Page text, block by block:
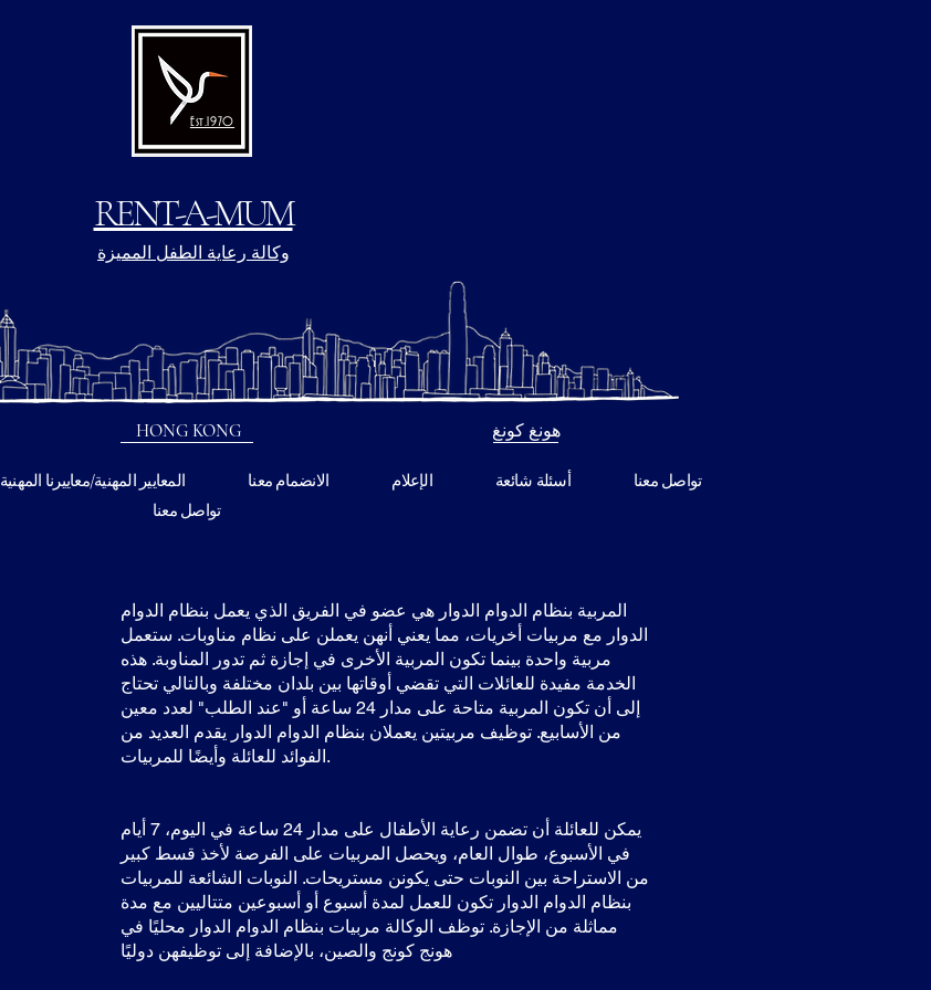
Est.1970
RENT-A-MUM
وكالة رعاية الطفل المميزة
HONG KONG هونغ كونغ
المعايير المهنية/معاييرنا المهنية الانضمام معنا الإعلام أسئلة شائعة
تواصل معنا
تواصل معنا
المربية بنظام الدوام الدوار هي عضو في الفريق الذي يعمل بنظام الدوام
الدوار مع مربيات أخريات، مما يعني أنهن يعملن على نظام مناوبات. ستعمل
مربية واحدة بينما تكون المربية الأخرى في إجازة ثم تدور المناوبة. هذه
الخدمة مفيدة للعائلات التي تقضي أوقاتها بين بلدان مختلفة وبالتالي تحتاج
إلى أن تكون المربية متاحة على مدار 24 ساعة أو "عند الطلب" لعدد معين
من الأسابيع. توظيف مربيتين يعملان بنظام الدوام الدوار يقدم العديد من
الفوائد للعائلة وأيضًا للمربيات.
يمكن للعائلة أن تضمن رعاية الأطفال على مدار 24 ساعة في اليوم، 7 أيام
في الأسبوع، طوال العام، ويحصل المربيات على الفرصة لأخذ قسط كبير
من الاستراحة بين النوبات حتى يكونن مستريحات. النوبات الشائعة للمربيات
بنظام الدوام الدوار تكون للعمل لمدة أسبوع أو أسبوعين متتاليين مع مدة
مماثلة من الإجازة. توظف الوكالة مربيات بنظام الدوام الدوار محليًا في
هونج كونج والصين، بالإضافة إلى توظيفهن دوليًا